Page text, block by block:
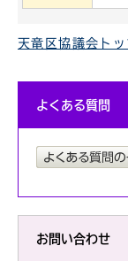
天竜区協議会ト
よくある質問
お問い合わせ